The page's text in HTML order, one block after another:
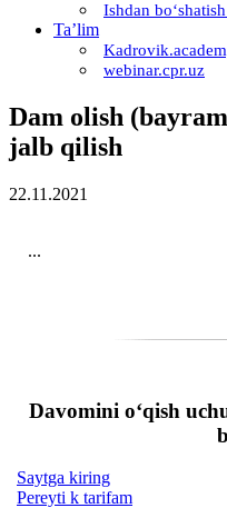
Ishdan
Ta’lim
webinar.cpr.uz
Dam olish
jalb qilish
22.11.2021
...
Davomini oʻqish
Saytga kiring
Pereyti k tarifam